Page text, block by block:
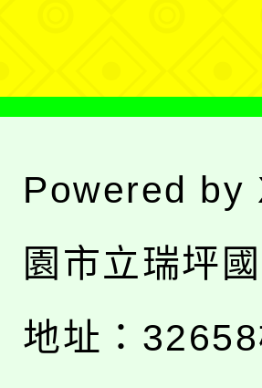
Powered by
園市立瑞坪
地址：